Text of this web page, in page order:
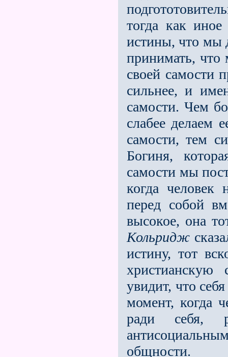
тогда как
истины, что мы
при­нимать, что
своей самости
сильнее, и
самости. Чем
слабее делаем
самости, тем
Богиня,
самости мы
когда человек
перед собой
высокое, она
Кольридж
истину, тот
увидит, что
момент, когда
ради себя,
общности.